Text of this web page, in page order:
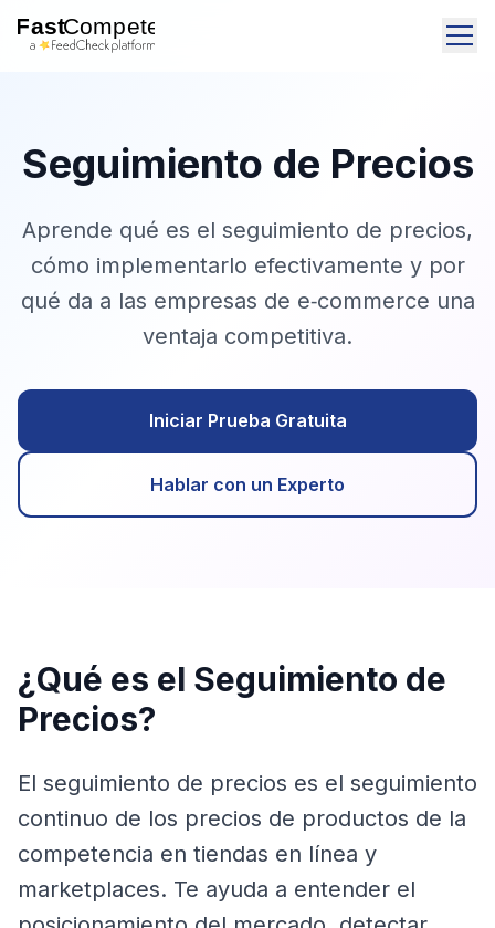
Seguimiento de Precios
Aprende qué es el seguimiento de precios,
cómo implementarlo efectivamente y por
qué da a las empresas de e‑commerce una
ventaja competitiva.
Iniciar Prueba Gratuita
Hablar con un Experto
¿Qué es el Seguimiento de
Precios?
El seguimiento de precios es el seguimiento
continuo de los precios de productos de la
competencia en tiendas en línea y
marketplaces. Te ayuda a entender el